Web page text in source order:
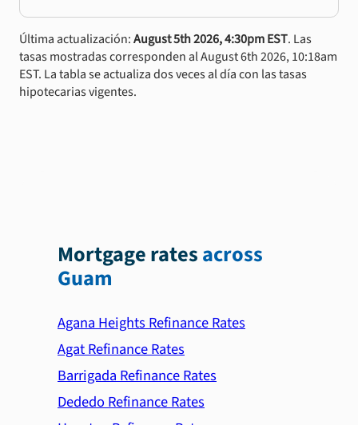
Última actualización:August 5th 2026, 4:30pm EST. Las
tasas mostradas corresponden al August 6th 2026, 10:18am
EST. La tabla se actualiza dos veces al día con las tasas
hipotecarias vigentes.
Mortgage ratesacross
Guam
Agana Heights Refinance Rates
Agat Refinance Rates
Barrigada Refinance Rates
Dededo Refinance Rates